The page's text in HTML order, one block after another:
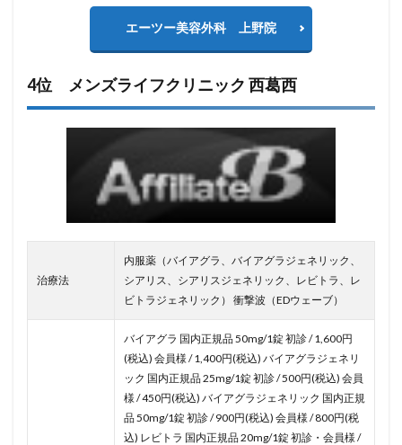
エーツー美容外科 上野院
4位 メンズライフクリニック 西葛西
治療法
内服薬（バイアグラ、バイアグラジェネリック、
シアリス、シアリスジェネリック、レビトラ、レ
ビトラジェネリック） 衝撃波（EDウェーブ）
バイアグラ 国内正規品 50mg/1錠 初診 / 1,600円
(税込) 会員様 / 1,400円(税込) バイアグラジェネリ
ック 国内正規品 25mg/1錠 初診 / 500円(税込) 会員
様 / 450円(税込) バイアグラジェネリック 国内正規
品 50mg/1錠 初診 / 900円(税込) 会員様 / 800円(税
込) レビトラ 国内正規品 20mg/1錠 初診・会員様 /